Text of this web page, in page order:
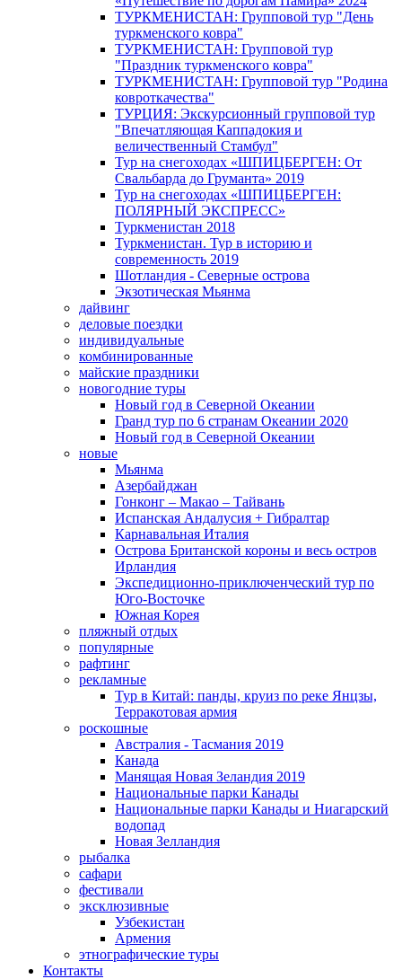
ТУРКМЕНИСТАН: Групповой тур "День
туркменского ковра"
ТУРКМЕНИСТАН: Групповой тур
"Праздник туркменского ковра"
ТУРКМЕНИСТАН: Групповой тур "Родина
ковроткачества"
ТУРЦИЯ: Экскурсионный групповой тур
"Впечатляющая Каппадокия и
величественный Стамбул"
Тур на снегоходах «ШПИЦБЕРГЕН: От
Свальбарда до Груманта» 2019
Тур на снегоходах «ШПИЦБЕРГЕН:
ПОЛЯРНЫЙ ЭКСПРЕСС»
Туркменистан 2018
Туркменистан. Тур в историю и
современность 2019
Шотландия - Северные острова
Экзотическая Мьянма
дайвинг
деловые поездки
индивидуальные
комбинированные
майские праздники
новогодние туры
Новый год в Северной Океании
Гранд тур по 6 странам Океании 2020
Новый год в Северной Океании
новые
Мьянма
Азербайджан
Гонконг – Макао – Тайвань
Испанская Андалусия + Гибралтар
Карнавальная Италия
Острова Британской короны и весь остров
Ирландия
Экспедиционно-приключенческий тур по
Юго-Восточке
Южная Корея
пляжный отдых
популярные
рафтинг
рекламные
Тур в Китай: панды, круиз по реке Янцзы,
Терракотовая армия
роскошные
Австралия - Тасмания 2019
Канада
Манящая Новая Зеландия 2019
Национальные парки Канады
Национальные парки Канады и Ниагарский
водопад
Новая Зелландия
рыбалка
сафари
фестивали
эксклюзивные
Узбекистан
Армения
этнографические туры
Контакты